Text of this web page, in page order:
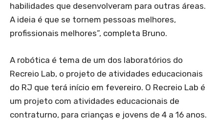
habilidades que desenvolveram para outras áreas.
A ideia é que se tornem pessoas melhores,
profissionais melhores”, completa Bruno.
A robótica é tema de um dos laboratórios do
Recreio Lab, o projeto de atividades educacionais
do RJ que terá início em fevereiro. O Recreio Lab é
um projeto com atividades educacionais de
contraturno, para crianças e jovens de 4 a 16 anos.